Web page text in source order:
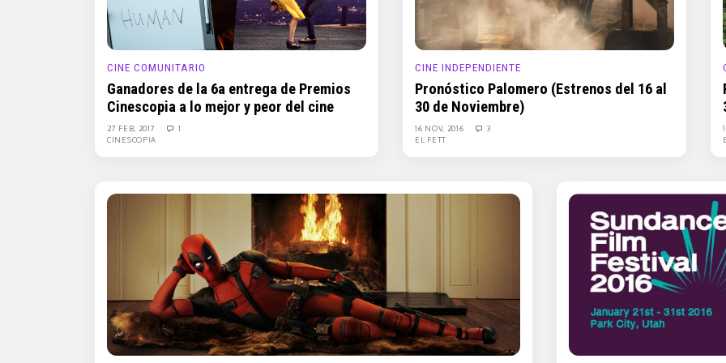
CINE COMUNITARIO
Ganadores de la 6a entrega de Premios
Cinescopia a lo mejor y peor del cine
27 FEB, 2017
1
CINESCOPIA
CINE INDEPENDIENTE
Pronóstico Palomero (Estrenos del 16 al
30 de Noviembre)
16 NOV, 2016
3
EL FETT